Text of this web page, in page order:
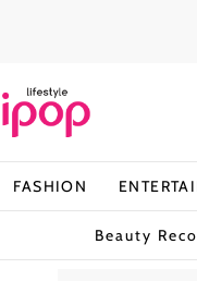
FASHION
Beauty